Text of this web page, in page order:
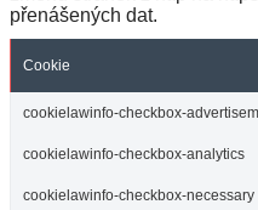
přenášených dat.
Cookie
cookielawinfo-checkbox-
cookielawinfo-checkbox-analytics
cookielawinfo-checkbox-necessary